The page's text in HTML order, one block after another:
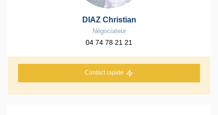
DIAZ Christian
Négociateur
04 74 78 21 21
Contact rapide